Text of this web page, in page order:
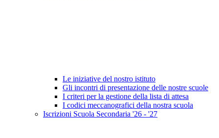
Le iniziative del nostro istituto
Gli incontri di presentazione delle nostre scuole
I criteri per la gestione della lista di attesa
I codici meccanografici della nostra scuola
Iscrizioni Scuola Secondaria '26 - '27